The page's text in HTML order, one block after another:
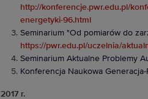
http://konferencje.pwr.edu.pl/
energetyki-96.html
Seminarium "Od pomiarów do
https://pwr.edu.pl/uczelnia/
Seminarium Aktualne Problemy
Konferencja Naukowa
2017 r.